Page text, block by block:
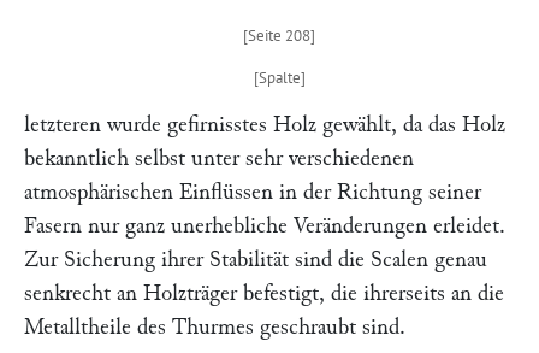
letzteren wurde gefirnisstes Holz gewählt, da das Holz
bekanntlich selbst unter sehr verschiedenen
atmosphärischen Einflüssen in der Richtung seiner
Fasern nur ganz unerhebliche Veränderungen erleidet.
Zur Sicherung ihrer Stabilität sind die Scalen genau
senkrecht an Holzträger befestigt, die ihrerseits an die
Metalltheile des Thurmes geschraubt sind.